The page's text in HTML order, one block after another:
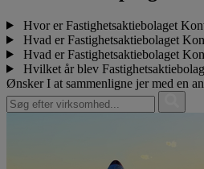
Hvor er Fastighetsaktiebolaget
Hvad er Fastighetsaktiebolaget
Hvad er Fastighetsaktiebolaget
Hvilket år blev
Ønsker I at sammenligne jer med en